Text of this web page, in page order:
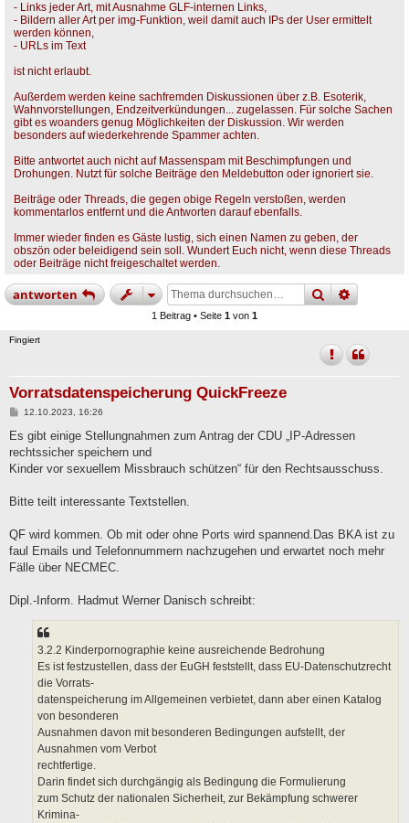
- Links jeder Art, mit Ausnahme GLF-internen Links,
- Bildern aller Art per img-Funktion, weil damit auch IPs der User ermittelt
werden können,
- URLs im Text
ist nicht erlaubt.
Außerdem werden keine sachfremden Diskussionen über z.B. Esoterik,
Wahnvorstellungen, Endzeitverkündungen... zugelassen. Für solche Sachen
gibt es woanders genug Möglichkeiten der Diskussion. Wir werden
besonders auf wiederkehrende Spammer achten.
Bitte antwortet auch nicht auf Massenspam mit Beschimpfungen und
Drohungen. Nutzt für solche Beiträge den Meldebutton oder ignoriert sie.
Beiträge oder Threads, die gegen obige Regeln verstoßen, werden
kommentarlos entfernt und die Antworten darauf ebenfalls.
Immer wieder finden es Gäste lustig, sich einen Namen zu geben, der
obszön oder beleidigend sein soll. Wundert Euch nicht, wenn diese Threads
oder Beiträge nicht freigeschaltet werden.
antworten suche
1 Beitrag • Seite 1 von 1
Fingiert
Vorratsdatenspeicherung QuickFreeze
B
i
r
a
12.10.2023, 16:26
Es gibt einige Stellungnahmen zum Antrag der CDU „IP-Adressen
rechtssicher speichern und
Kinder vor sexuellem Missbrauch schützen“ für den Rechtsausschuss.
Bitte teilt interessante Textstellen.
QF wird kommen. Ob mit oder ohne Ports wird spannend.Das BKA ist zu
faul Emails und Telefonnummern nachzugehen und erwartet noch mehr
Fälle über NECMEC.
Dipl.-Inform. Hadmut Werner Danisch schreibt:
3.2.2 Kinderpornographie keine ausreichende Bedrohung
Es ist festzustellen, dass der EuGH feststellt, dass EU-Datenschutzrecht
die Vorrats-
datenspeicherung im Allgemeinen verbietet, dann aber einen Katalog
von besonderen
Ausnahmen davon mit besonderen Bedingungen aufstellt, der
Ausnahmen vom Verbot
rechtfertige.
Darin findet sich durchgängig als Bedingung die Formulierung
zum Schutz der nationalen Sicherheit, zur Bekämpfung schwerer
Krimina-